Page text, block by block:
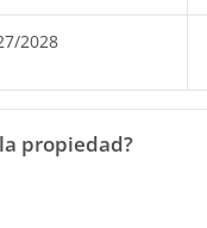
2028
propiedad?